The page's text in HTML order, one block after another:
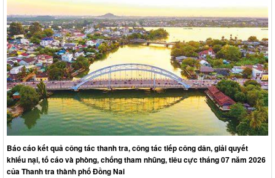
Báo cáo kết quả công tác thanh tra, công tác tiếp công dân, giải quyết
khiếu nại, tố cáo và phòng, chống tham nhũng, tiêu cực tháng 07 năm 2026
của Thanh tra thành phố Đồng Nai